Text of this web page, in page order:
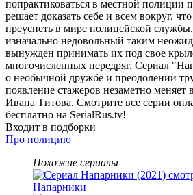
попрактиковаться в местной полиции
решает доказать себе и всем вокруг,
преуспеть в мире полицейской
изначально недовольный таким
вынужден принимать их под свое
многочисленных передряг. Сериал
о необычной дружбе и преодолении
появление стажеров незаметно меняет
Ивана Титова. Смотрите все серии
бесплатно на SerialRus.tv!
Входит в подборки
Про полицию
Похожие сериалы
Напарники